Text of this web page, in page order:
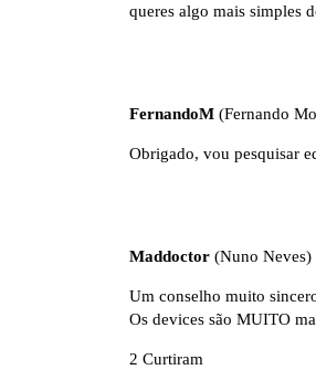
queres algo mais simples
FernandoM (Fernando
Obrigado, vou pesquisar
Maddoctor (Nuno Neves)
Um conselho muito
Os devices são MUITO
2 Curtiram